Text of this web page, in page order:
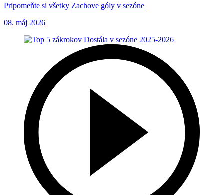
Pripomeňte si všetky Zachove góly v sezóne
08. máj 2026